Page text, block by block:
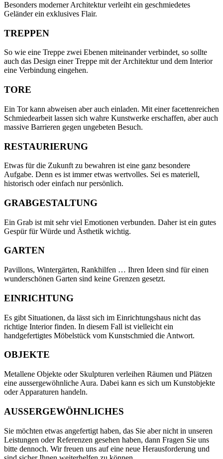
Besonders moderner Architektur verleiht ein geschmiedetes
Geländer ein exklusives Flair.
TREPPEN
So wie eine Treppe zwei Ebenen miteinander verbindet, so sollte
auch das Design einer Treppe mit der Architektur und dem Interior
eine Verbindung eingehen.
TORE
Ein Tor kann abweisen aber auch einladen. Mit einer facettenreichen
Schmiedearbeit lassen sich wahre Kunstwerke erschaffen, aber auch
massive Barrieren gegen ungebeten Besuch.
RESTAURIERUNG
Etwas für die Zukunft zu bewahren ist eine ganz besondere
Aufgabe. Denn es ist immer etwas wertvolles. Sei es materiell,
historisch oder einfach nur persönlich.
GRABGESTALTUNG
Ein Grab ist mit sehr viel Emotionen verbunden. Daher ist ein gutes
Gespür für Würde und Ästhetik wichtig.
GARTEN
Pavillons, Wintergärten, Rankhilfen … Ihren Ideen sind für einen
wunderschönen Garten sind keine Grenzen gesetzt.
EINRICHTUNG
Es gibt Situationen, da lässt sich im Einrichtungshaus nicht das
richtige Interior finden. In diesem Fall ist vielleicht ein
handgefertigtes Möbelstück vom Kunstschmied die Antwort.
OBJEKTE
Metallene Objekte oder Skulpturen verleihen Räumen und Plätzen
eine aussergewöhnliche Aura. Dabei kann es sich um Kunstobjekte
oder Apparaturen handeln.
AUSSERGEWÖHNLICHES
Sie möchten etwas angefertigt haben, das Sie aber nicht in unseren
Leistungen oder Referenzen gesehen haben, dann Fragen Sie uns
bitte dennoch. Wir freuen uns auf eine neue Herausforderung und